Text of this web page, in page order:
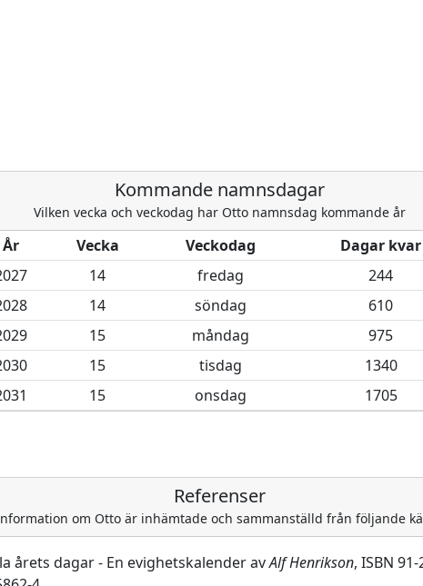
Kommande namnsdagar
Vilken vecka och veckodag har Otto namnsdag kommande år
År Vecka Veckodag
Dagar kvar
14 fredag
244
14 söndag
610
15 måndag
975
15 tisdag
1340
15 onsdag 1705
Referenser
om Otto är inhämtade och sammanställd från följande
årets dagar - En evighetskalender avAlf Henrikson, ISBN 91-